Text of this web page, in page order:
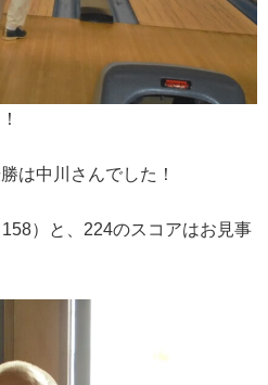
は中川さんでした！
）と、224のスコアはお見事